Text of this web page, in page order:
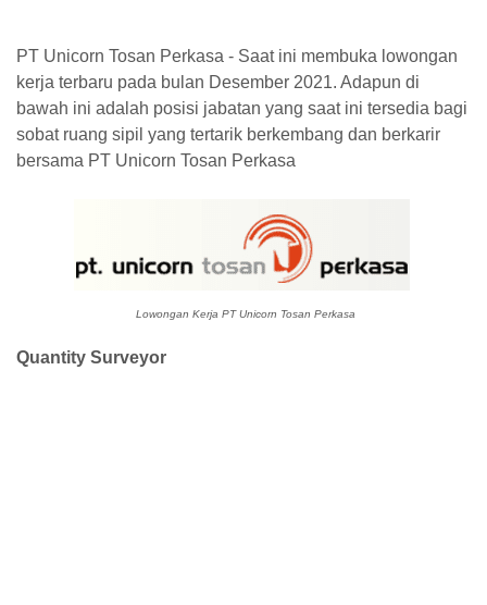
PT Unicorn Tosan Perkasa - Saat ini membuka lowongan
kerja terbaru pada bulan Desember 2021. Adapun di
bawah ini adalah posisi jabatan yang saat ini tersedia bagi
sobat ruang sipil yang tertarik berkembang dan berkarir
bersama PT Unicorn Tosan Perkasa
Lowongan Kerja PT Unicorn Tosan Perkasa
Quantity Surveyor